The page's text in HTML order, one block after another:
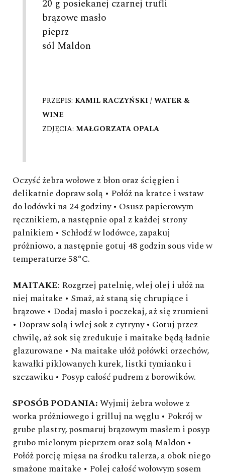
20 g posiekanej czarnej trufli
brązowe masło
pieprz
sól Maldon
PRZEPIS: KAMIL RACZYŃSKI / WATER &
WINE
ZDJĘCIA: MAŁGORZATA OPALA
Oczyść żebra wołowe z błon oraz ścięgien i
delikatnie dopraw solą • Połóż na kratce i wstaw
do lodówki na 24 godziny • Osusz papierowym
ręcznikiem, a następnie opal z każdej strony
palnikiem • Schłodź w lodówce, zapakuj
próżniowo, a następnie gotuj 48 godzin sous vide w
temperaturze 58°C.
MAITAKE: Rozgrzej patelnię, wlej olej i ułóż na
niej maitake • Smaż, aż staną się chrupiące i
brązowe • Dodaj masło i poczekaj, aż się zrumieni
• Dopraw solą i wlej sok z cytryny • Gotuj przez
chwilę, aż sok się zredukuje i maitake będą ładnie
glazurowane • Na maitake ułóż połówki orzechów,
kawałki piklowanych kurek, listki tymianku i
szczawiku • Posyp całość pudrem z borowików.
SPOSÓB PODANIA:Wyjmij żebra wołowe z
worka próżniowego i grilluj na węglu • Pokrój w
grube plastry, posmaruj brązowym masłem i posyp
grubo mielonym pieprzem oraz solą Maldon •
Połóż porcję mięsa na środku talerza, a obok niego
smażone maitake • Polej całość wołowym sosem